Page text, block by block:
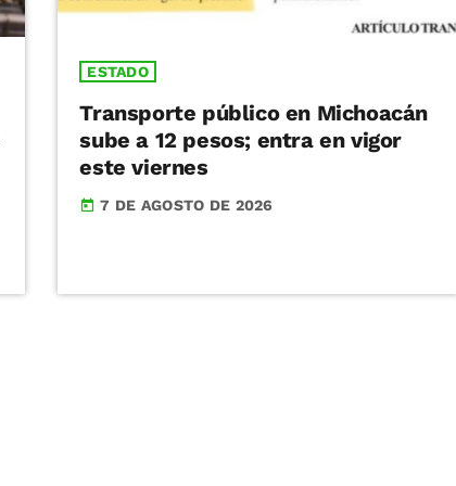
ESTADO
Transporte público en Michoacán
sube a 12 pesos; entra en vigor
este viernes
today 7 DE AGOSTO DE 2026